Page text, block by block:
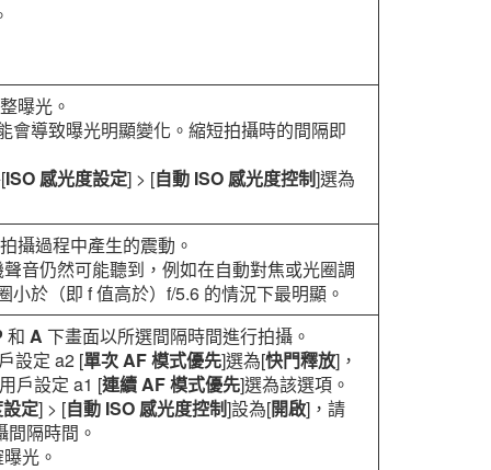
曝光。
會導致曝光明顯變化。縮短拍攝時的間隔即
ISO 感光度設定] > [自動 ISO 感光度控制]選為
攝過程中產生的震動。
音仍然可能聽到，例如在自動對焦或光圈調
於（即 f 值高於）f/5.6 的情況下最明顯。
和 A 下畫面以所選間隔時間進行拍攝。
設定 a2 [單次 AF 模式優先]選為[快門釋放]，
戶設定 a1 [連續 AF 模式優先]選為該選項。
定] > [自動 ISO 感光度控制]設為[開啟]，請
隔時間。
光。